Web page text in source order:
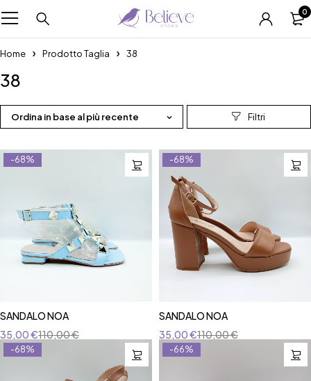
0
Home Prodotto Taglia 38
38
Ordina in base al più recente
-68%
SANDALO NOA
110,00€
35,00€
-68%
SANDALO NOA
110,00€
35,00€
-68% -66%